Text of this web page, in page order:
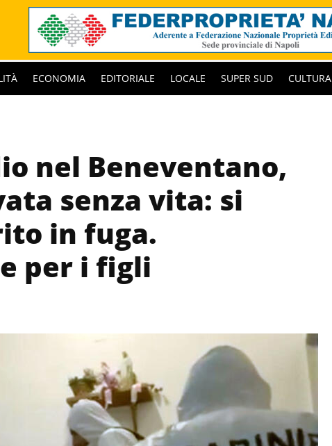
ECONOMIA EDITORIALE LOCALE SUPER SUD CULTURA
nel Beneventano,
senza vita: si
in fuga.
per i figli